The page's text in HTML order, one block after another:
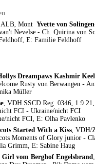
Mont Yvette von
Nevelse - Ch. Quirina von
E: Familie Feldhoff
Dreampaws Kashmir
Rusty von Berwangen -
Müller
, VDH SSCD Reg. 0346,
FCI - Ukraine/nicht FCI
nicht FCI, E: Olha Pavlenko
Started With a Kiss, VDH/
Moments of Glory junior -
Grimm, E: Sabine Haug
vom Berghof Engelsbrand